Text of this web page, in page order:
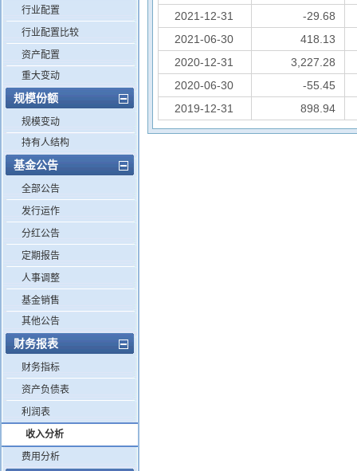
行业配置
行业配置比较
资产配置
重大变动
规模份额
规模变动
持有人结构
基金公告
全部公告
发行运作
分红公告
定期报告
人事调整
基金销售
其他公告
财务报表
财务指标
资产负债表
利润表
收入分析
费用分析
2021-12-31
-29.68
2021-06-30
418.13
2020-12-31
3,227.28
2020-06-30
-55.45
2019-12-31
898.94